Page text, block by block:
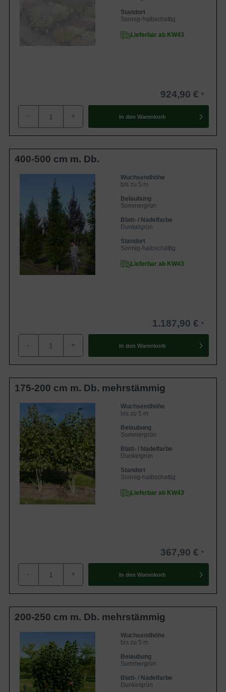
Standort
Sonnig-halbschattig
Lieferbar ab KW43
924,90 €
- + In den Warenkorb
400-500 cm m. Db.
Wuchsendhöhe
bis zu 5 m
Belaubung
Sommergrün
Blatt- / Nadelfarbe
Dunkelgrün
Standort
Sonnig-halbschattig
Lieferbar ab KW43
1.187,90 €
- + In den Warenkorb
175-200 cm m. Db. mehrstämmig
Wuchsendhöhe
bis zu 5 m
Belaubung
Sommergrün
Blatt- / Nadelfarbe
Dunkelgrün
Standort
Sonnig-halbschattig
Lieferbar ab KW43
367,90 €
- + In den Warenkorb
200-250 cm m. Db. mehrstämmig
Wuchsendhöhe
bis zu 5 m
Belaubung
Sommergrün
Blatt- / Nadelfarbe
Dunkelgrün